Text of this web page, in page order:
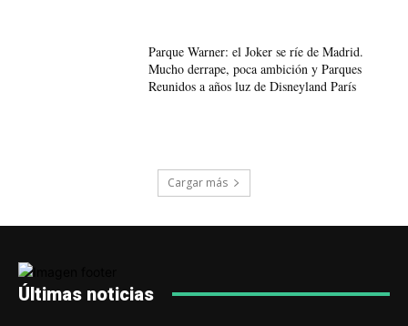
Parque Warner: el Joker se ríe de Madrid.
Mucho derrape, poca ambición y Parques
Reunidos a años luz de Disneyland París
Cargar más
Últimas noticias